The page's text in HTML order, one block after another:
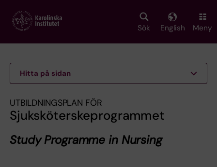
main
Sök English Meny
Hitta på sidan
UTBILDNINGSPLAN FÖR
Sjuksköterskeprogrammet
Study Programme in Nursing